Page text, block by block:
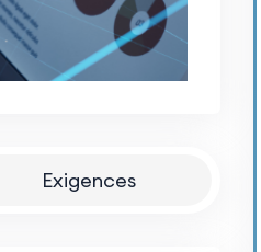
Exigences